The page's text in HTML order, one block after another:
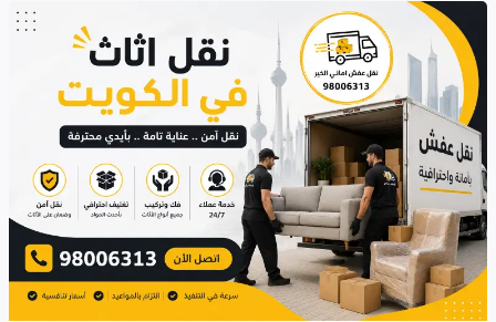
نقل
اثاث
في
الكويت
|
دليل
شامل
لنقل
الأثاث
بأمان